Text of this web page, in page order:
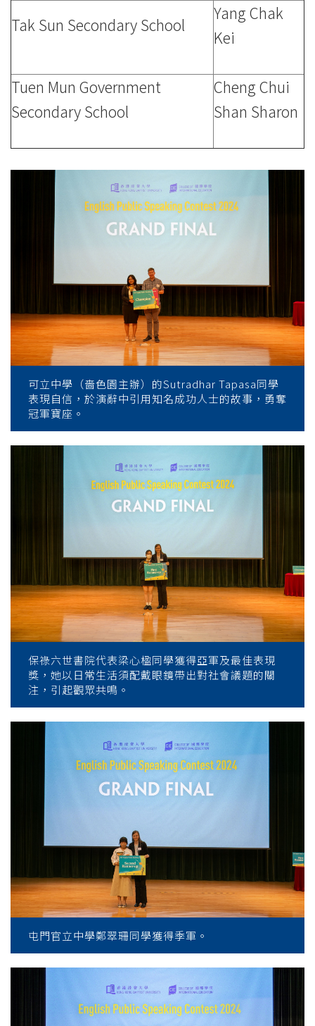
Tak Sun Secondary School
Yang Chak
Kei
Tuen Mun Government
Secondary School
Cheng Chui
Shan Sharon
可立中學（嗇色園主辦）的Sutradhar Tapasa同學
表現自信，於演辭中引用知名成功人士的故事，勇奪
冠軍寶座。
保祿六世書院代表梁心楹同學獲得亞軍及最佳表現
獎，她以日常生活須配戴眼鏡帶出對社會議題的關
注，引起觀眾共鳴。
屯門官立中學鄭翠珊同學獲得季軍。